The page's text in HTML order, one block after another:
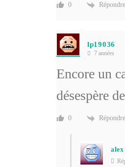
0 Répondre
lp19036
7 années
Encore un
désespère
0 Répondre
alex